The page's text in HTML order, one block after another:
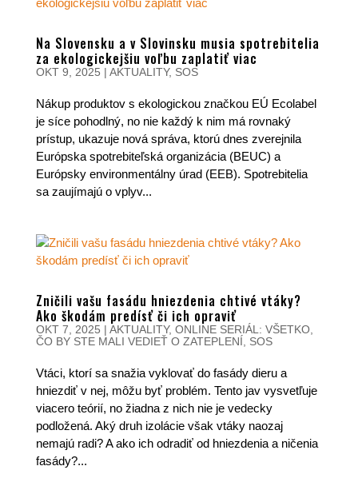
Na Slovensku a v Slovinsku musia spotrebitelia
za ekologickejšiu voľbu zaplatiť viac
OKT 9, 2025 | AKTUALITY, SOS
Nákup produktov s ekologickou značkou EÚ Ecolabel
je síce pohodlný, no nie každý k nim má rovnaký
prístup, ukazuje nová správa, ktorú dnes zverejnila
Európska spotrebiteľská organizácia (BEUC) a
Európsky environmentálny úrad (EEB). Spotrebitelia
sa zaujímajú o vplyv...
Zničili vašu fasádu hniezdenia chtivé vtáky?
Ako škodám predísť či ich opraviť
OKT 7, 2025 | AKTUALITY, ONLINE SERIÁL: VŠETKO,
ČO BY STE MALI VEDIEŤ O ZATEPLENÍ
SOS
Vtáci, ktorí sa snažia vyklovať do fasády dieru a
hniezdiť v nej, môžu byť problém. Tento jav vysvetľuje
viacero teórií, no žiadna z nich nie je vedecky
podložená. Aký druh izolácie však vtáky naozaj
nemajú radi? A ako ich odradiť od hniezdenia a ničenia
fasády?...